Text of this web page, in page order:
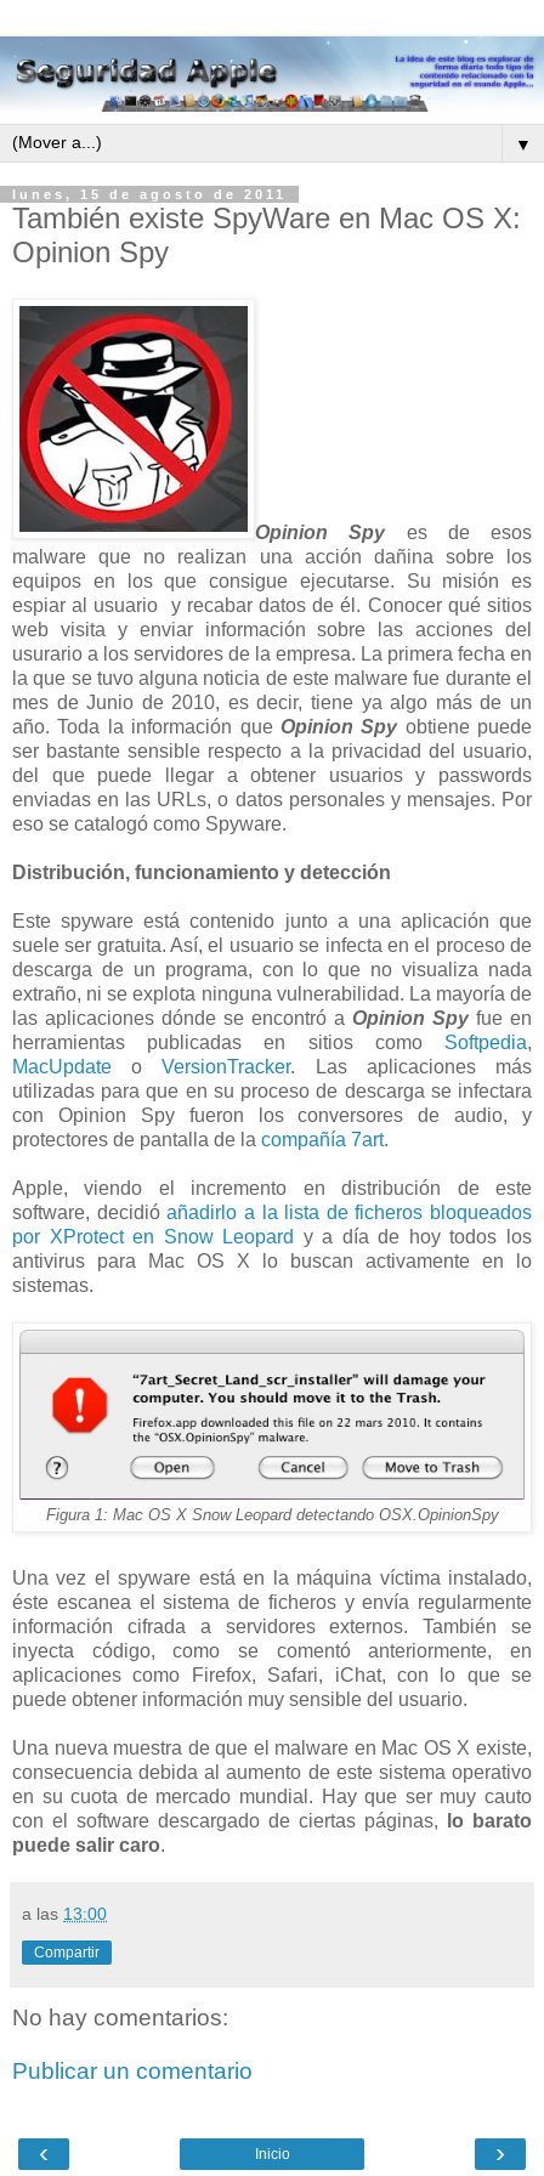
▼
lunes, 15 de agosto de 2011
También existe SpyWare en Mac OS X:
Opinion Spy
Opinion Spyes de esos
malware que no realizan una acción dañina sobre los
equipos en los que consigue ejecutarse. Su misión es
espiar al usuario y recabar datos de él. Conocer qué sitios
web visita y enviar información sobre las acciones del
usurario a los servidores de la empresa. La primera fecha en
la que se tuvo alguna noticia de este malware fue durante el
mes de Junio de 2010, es decir, tiene ya algo más de un
año. Toda la información que Opinion Spyobtiene puede
ser bastante sensible respecto a la privacidad del usuario,
del que puede llegar a obtener usuarios y passwords
enviadas en las URLs, o datos personales y mensajes. Por
eso se catalogó como Spyware.
Distribución, funcionamiento y detección
Este spyware está contenido junto a una aplicación que
suele ser gratuita. Así, el usuario se infecta en el proceso de
descarga de un programa, con lo que no visualiza nada
extraño, ni se explota ninguna vulnerabilidad. La mayoría de
las aplicaciones dónde se encontró a Opinion Spyfue en
herramientas publicadas en sitios como Softpedia,
MacUpdate oVersionTracker. Las aplicaciones más
utilizadas para que en su proceso de descarga se infectara
con Opinion Spy fueron los conversores de audio, y
protectores de pantalla de la compañía 7art.
Apple, viendo el incremento en distribución de este
software, decidióañadirlo a la lista de ficheros bloqueados
por XProtect en Snow Leopard y a día de hoy todos los
antivirus para Mac OS X lo buscan activamente en lo
sistemas.
Figura 1: Mac OS X Snow Leopard detectando OSX.OpinionSpy
Una vez el spyware está en la máquina víctima instalado,
éste escanea el sistema de ficheros y envía regularmente
información cifrada a servidores externos. También se
inyecta código, como se comentó anteriormente, en
aplicaciones como Firefox, Safari, iChat, con lo que se
puede obtener información muy sensible del usuario.
Una nueva muestra de que el malware en Mac OS X existe,
consecuencia debida al aumento de este sistema operativo
en su cuota de mercado mundial. Hay que ser muy cauto
con el software descargado de ciertas páginas,
lo barato
puede salir caro.
a las 13:00
Compartir
No hay comentarios:
Publicar un comentario
‹ ›
Inicio